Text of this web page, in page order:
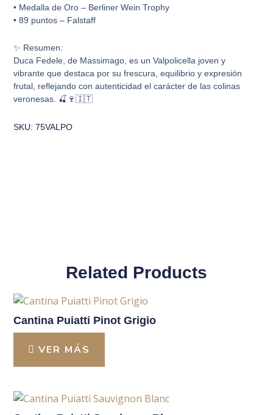
• Medalla de Oro – Berliner Wein Trophy
• 89 puntos – Falstaff
✨ Resumen:
Duca Fedele, de Massimago, es un Valpolicella joven y
vibrante que destaca por su frescura, equilibrio y expresión
frutal, reflejando con autenticidad el carácter de las colinas
veronesas. 🍒🍷🇮🇹
SKU: 75VALPO
Related Products
Cantina Puiatti Pinot Grigio
VER MÁS